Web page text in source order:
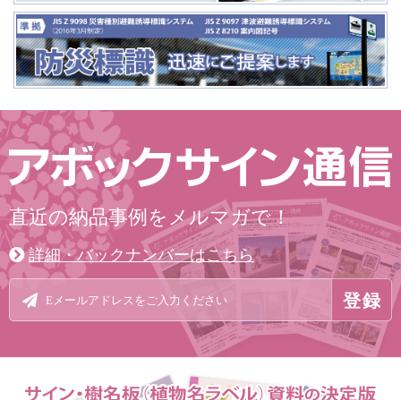
直近の納品事例をメルマガで！
詳細・バックナンバーはこちら